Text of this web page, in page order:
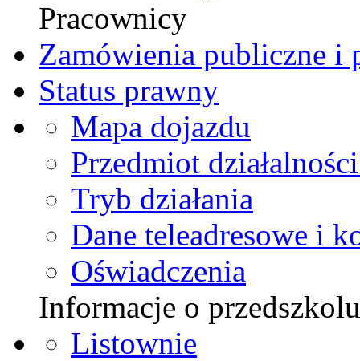
Pracownicy
Zamówienia publiczne i
Status prawny
Mapa dojazdu
Przedmiot
Tryb działania
Dane teleadresowe i
Oświadczenia
Informacje o przedszkolu
Listownie